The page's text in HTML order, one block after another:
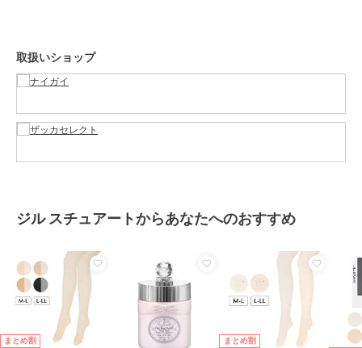
商品カテゴリ
タイツ・パンスト
レッグウェア ／ストッキング・
サイズ M-L,L-LL
商品のお取り扱い方法
特徴
レッグウェア
ナイロン/無地 ビジネス/カ
ジュアル/セレモニー・入学式・
卒業式
取扱いショップ
ジル スチュアートからあなたへのおすすめ
まとめ割 まとめ割